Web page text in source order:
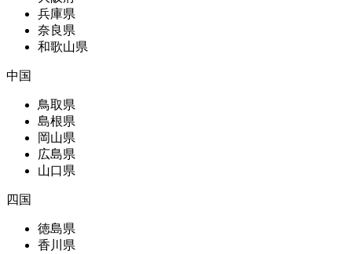
兵庫県
奈良県
和歌山県
中国
鳥取県
島根県
岡山県
広島県
山口県
四国
徳島県
香川県